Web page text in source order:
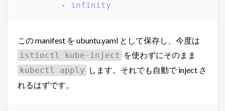
- infinity
この manifest を ubuntu.yaml として保存し、今度は
istioctl kube-inject を使わずにそのまま
kubectl apply します。それでも自動で inject さ
れるはずです。